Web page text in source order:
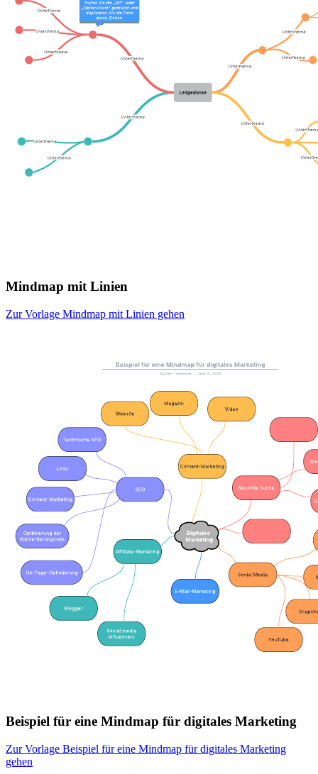
Mindmap mit Linien
Zur Vorlage Mindmap mit Linien gehen
Beispiel für eine Mindmap für digitales Marketing
Zur Vorlage Beispiel für eine Mindmap für digitales Marketing
gehen